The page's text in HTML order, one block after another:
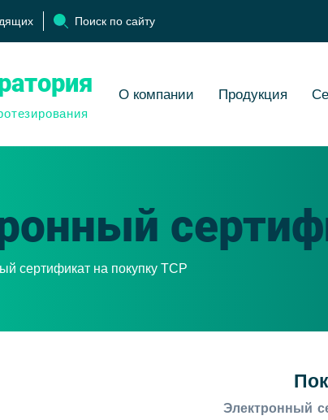
Поиск по сайту
О компании Продукция
сертификат на покупку ТСР
Электронный